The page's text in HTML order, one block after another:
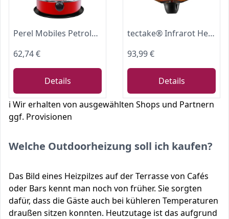
Perel Mobiles Petroleumheizgerät 2600W, tragbarer Kerosinofen für außen und Camping, Docht-Heizung, 4,6L Tank, 18 Stunden Laufzeit, stromlose Notheizung, energiesparende Outdoor-Heizung
62,74 €
Details
tectake® Infrarot Heizstrahler hängend, Deckenheizung, Infrarotstrahler Lampe zum Aufhängen an Decke, outdoor und indoor Infrarotheizung, Heizung elektrisch, Deckenheizstrahler für Terrasse
93,99 €
Details
ℹ️ Wir erhalten von ausgewählten Shops und Partnern
ggf. Provisionen
Welche Outdoorheizung soll ich kaufen?
Das Bild eines Heizpilzes auf der Terrasse von Cafés
oder Bars kennt man noch von früher. Sie sorgten
dafür, dass die Gäste auch bei kühleren Temperaturen
draußen sitzen konnten. Heutzutage ist das aufgrund